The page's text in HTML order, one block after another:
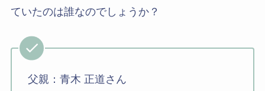
ていたのは誰なのでしょうか？
父親：青木 正道さん